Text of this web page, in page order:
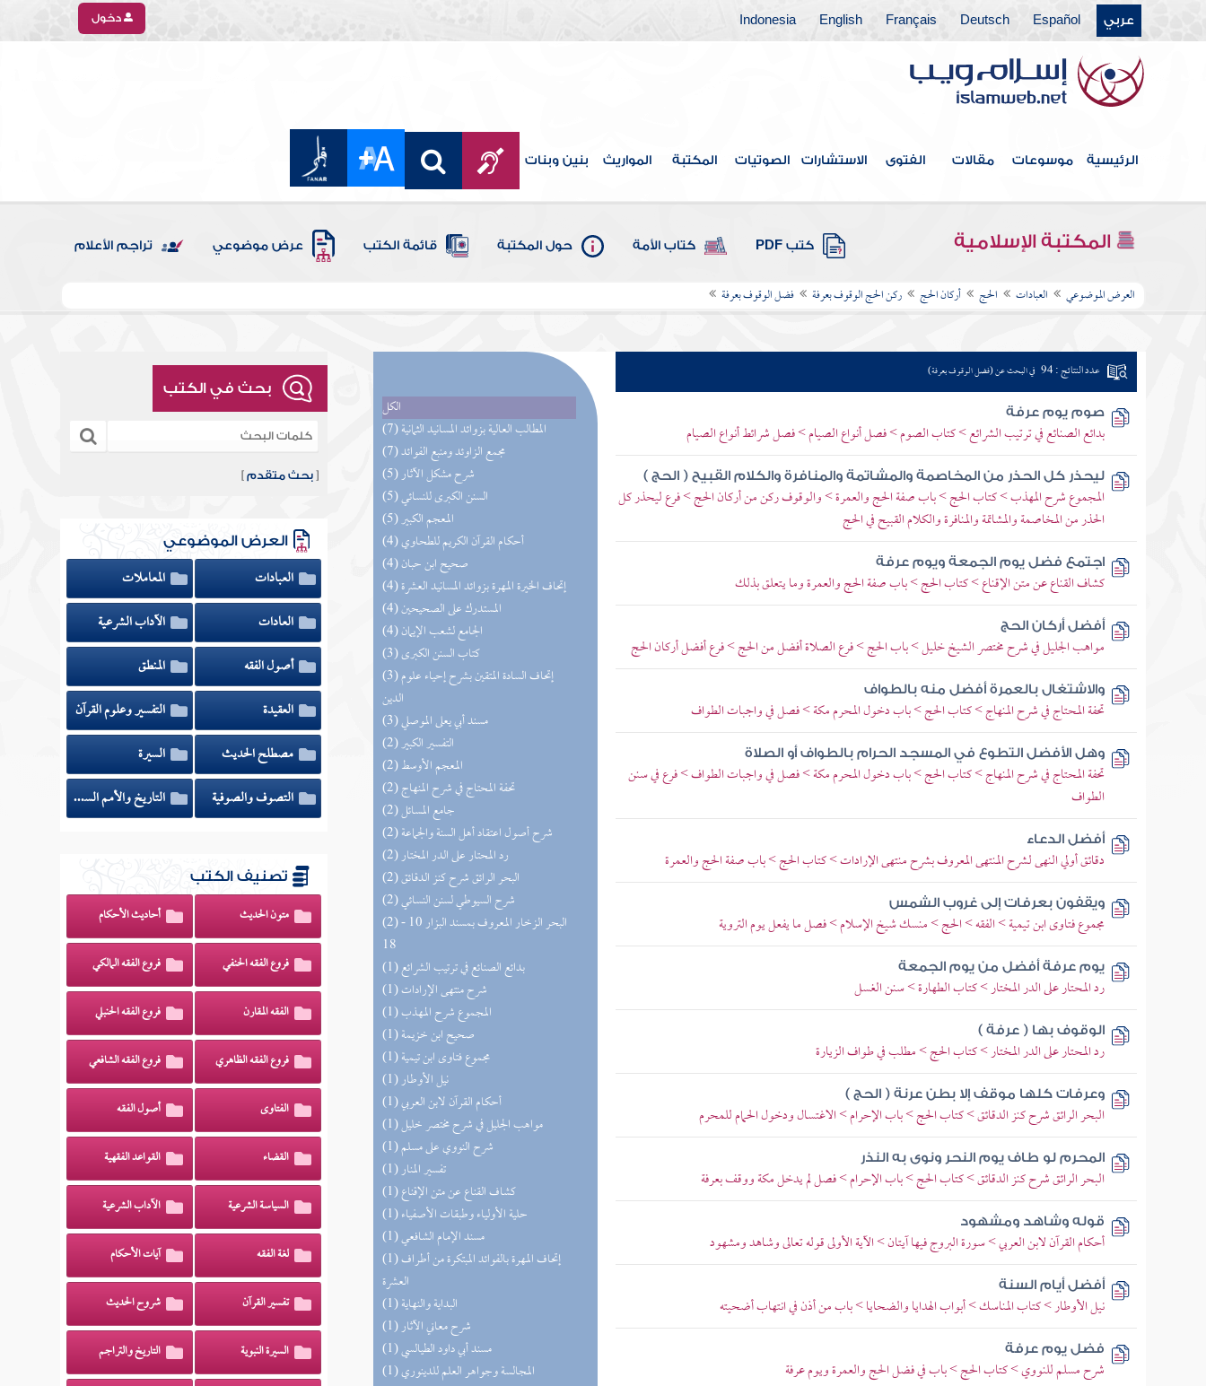
عربي Español
Deutsch
Français
English
Indonesia دخول
الرئيسية موسوعات مقالات الفتوى الاستشارات الصوتيات المكتبة المواريث بنين وبنات
المكتبة الإسلامية كتب PDF كتاب الأمة حول المكتبة قائمة الكتب عرض موضوعي تراجم الأعلام
العرض الموضوعي العبادات الحج أركان الحج ركن الحج الوقوف بعرفة فضل الوقوف بعرفة
الكل
(7) المطالب العالية بزوائد المسانيد الثمانية
(7) مجمع الزاوئد ومنبع الفوائد
(5) شرح مشكل الآثار
(5) السنن الكبرى للنسائي
(5) المعجم الكبير
(4) أحكام القرآن الكريم للطحاوي
(4) صحيح ابن حبان
(4) إتحاف الخيرة المهرة بزوائد المسانيد العشرة
(4) المستدرك على الصحيحين
(4) الجامع لشعب الإيمان
(3) كتاب السنن الكبرى
(3) إتحاف السادة المتقين بشرح إحياء علوم
الدين
(3) مسند أبي يعلى الموصلي
(2) التفسير الكبير
(2) المعجم الأوسط
(2) تحفة المحتاج في شرح المنهاج
(2) جامع المسائل
(2) شرح أصول اعتقاد أهل السنة والجماعة
(2) رد المحتار على الدر المختار
(2) البحر الرائق شرح كنز الدقائق
(2) شرح السيوطي لسنن النسائي
(2) البحر الزخار المعروف بمسند البزار 10 -
18
(1) بدائع الصنائع في ترتيب الشرائع
(1) شرح منتهى الإرادات
(1) المجموع شرح المهذب
(1) صحيح ابن خزيمة
(1) مجموع فتاوى ابن تيمية
(1) نيل الأوطار
(1) أحكام القرآن لابن العربي
(1) مواهب الجليل في شرح مختصر خليل
(1) شرح النووي على مسلم
(1) تفسير المنار
(1) كشاف القناع عن متن الإقناع
(1) حلية الأولياء وطبقات الأصفياء
(1) مسند الإمام الشافعي
(1) إتحاف المهرة بالفوائد المبتكرة من أطراف
العشرة
(1) البداية والنهاية
(1) شرح معاني الآثار
(1) مسند أبي داود الطيالسي
(1) المجالسة وجواهر العلم للدينوري
عدد النتائج : 94 في البحث عن (فضل الوقوف بعرفة)
صوم يوم عرفة
بدائع الصنائع في ترتيب الشرائع > كتاب الصوم > فصل أنواع الصيام > فصل شرائط أنواع الصيام
ليحذر كل الحذر من المخاصمة والمشاتمة والمنافرة والكلام القبيح ( الحج )
المجموع شرح المهذب > كتاب الحج > باب صفة الحج والعمرة > والوقوف ركن من أركان الحج > فرع ليحذر كل
الحذر من المخاصمة والمشاتمة والمنافرة والكلام القبيح في الحج
اجتمع فضل يوم الجمعة ويوم عرفة
كشاف القناع عن متن الإقناع > كتاب الحج > باب صفة الحج والعمرة وما يتعلق بذلك
أفضل أركان الحج
مواهب الجليل في شرح مختصر الشيخ خليل > باب الحج > فرع الصلاة أفضل من الحج > فرع أفضل أركان الحج
والاشتغال بالعمرة أفضل منه بالطواف
تحفة المحتاج في شرح المنهاج > كتاب الحج > باب دخول المحرم مكة > فصل في واجبات الطواف
وهل الأفضل التطوع في المسجد الحرام بالطواف أو الصلاة
تحفة المحتاج في شرح المنهاج > كتاب الحج > باب دخول المحرم مكة > فصل في واجبات الطواف > فرع في سنن
الطواف
أفضل الدعاء
دقائق أولي النهى لشرح المنتهى المعروف بشرح منتهى الإرادات > كتاب الحج > باب صفة الحج والعمرة
ويقفون بعرفات إلى غروب الشمس
مجموع فتاوى ابن تيمية > الفقه > الحج > منسك شيخ الإسلام > فصل ما يفعل يوم التروية
يوم عرفة أفضل من يوم الجمعة
رد المحتار على الدر المختار > كتاب الطهارة > سنن الغسل
الوقوف بها ( عرفة )
رد المحتار على الدر المختار > كتاب الحج > مطلب في طواف الزيارة
وعرفات كلها موقف إلا بطن عرنة ( الحج )
البحر الرائق شرح كنز الدقائق > كتاب الحج > باب الإحرام > الاغتسال ودخول الحمام للمحرم
المحرم لو طاف يوم النحر ونوى به النذر
البحر الرائق شرح كنز الدقائق > كتاب الحج > باب الإحرام > فصل لم يدخل مكة ووقف بعرفة
قوله وشاهد ومشهود
أحكام القرآن لابن العربي > سورة البروج فيها آيتان > الآية الأولى قوله تعالى وشاهد ومشهود
أفضل أيام السنة
نيل الأوطار > كتاب المناسك > أبواب الهدايا والضحايا > باب من أذن في انتهاب أضحيته
فضل يوم عرفة
شرح مسلم للنووي > كتاب الحج > باب في فضل الحج والعمرة ويوم عرفة
بحث في الكتب
[بحث متقدم ]
العرض الموضوعي
العبادات
المعاملات
العادات
الآداب الشرعية
أصول الفقه
المنطق
العقيدة
التفسير وعلوم القرآن
مصطلح الحديث
السيرة
التصوف والصوفية
التاريخ والأمم السابقة
تصنيف الكتب
متون الحديث أحاديث الأحكام
فروع الفقه الحنفي فروع الفقه المالكي
الفقه المقارن فروع الفقه الحنبلي
فروع الفقه الظاهري فروع الفقه الشافعي
الفتاوى أصول الفقه
القضاء القواعد الفقهية
السياسة الشرعية الآداب الشرعية
لغة الفقه آيات الأحكام
تفسير القرآن شروح الحديث
السيرة النبوية التاريخ والتراجم